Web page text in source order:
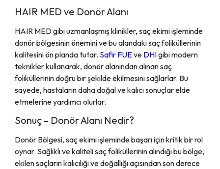
HAIR MED ve Donör Alanı
HAIR MED gibi uzmanlaşmış klinikler, saç ekimi işleminde
donör bölgesinin önemini ve bu alandaki saç foliküllerinin
kalitesini ön planda tutar. Safir FUEve DHIgibi modern
teknikler kullanarak, donör alanından alınan saç
foliküllerinin doğru bir şekilde ekilmesini sağlarlar. Bu
sayede, hastaların daha doğal ve kalıcı sonuçlar elde
etmelerine yardımcı olurlar.
Sonuç – Donör Alanı Nedir?
Donör Bölgesi, saç ekimi işleminde başarı için kritik bir rol
oynar. Sağlıklı ve kaliteli saç foliküllerinin alındığı bu bölge,
ekilen saçların kalıcılığı ve doğallığı açısından son derece